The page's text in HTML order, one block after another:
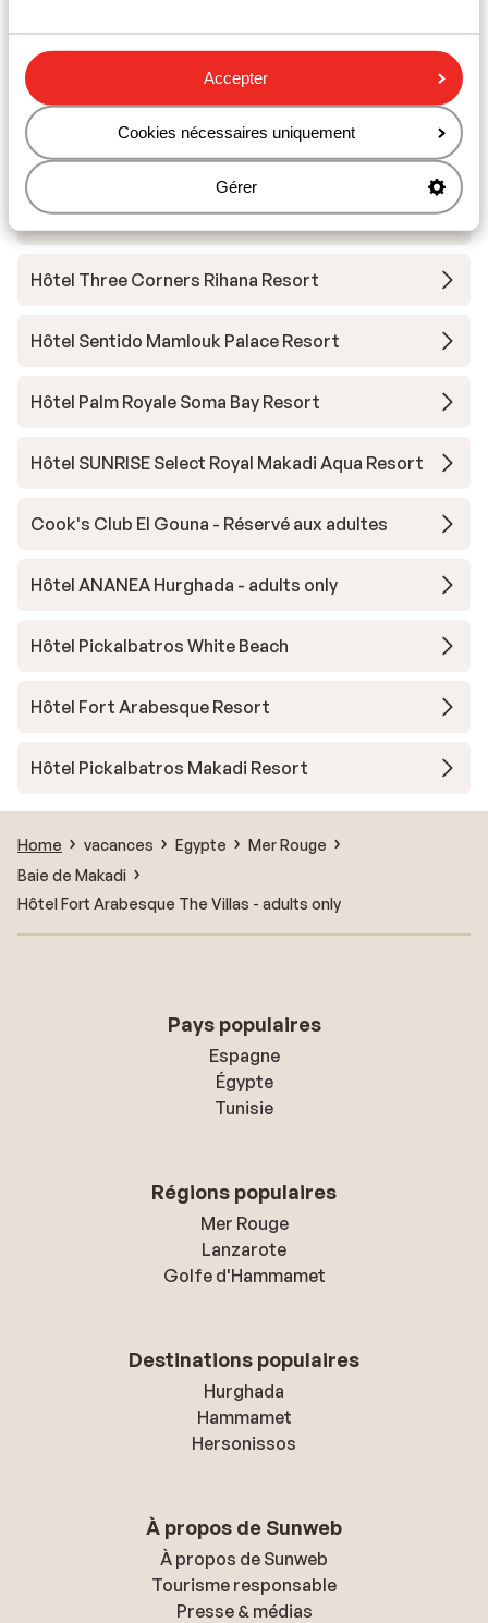
Accepter
Cookies nécessaires uniquement
Gérer
Hôtel Steigenberger Golf Resort
Hôtel Three Corners Ocean View - Réservé aux
adultes
Sunrise Grand Select Tucana
Hôtel Three Corners Rihana Resort
Hôtel Sentido Mamlouk Palace Resort
Hôtel Palm Royale Soma Bay Resort
Hôtel SUNRISE Select Royal Makadi Aqua Resort
Cook's Club El Gouna - Réservé aux adultes
Hôtel ANANEA Hurghada - adults only
Hôtel Pickalbatros White Beach
Hôtel Fort Arabesque Resort
Hôtel Pickalbatros Makadi Resort
Home vacances Egypte
Mer Rouge
Baie de Makadi
Hôtel Fort Arabesque The Villas - adults only
Pays populaires
Espagne
Égypte
Tunisie
Régions populaires
Mer Rouge
Lanzarote
Golfe d'Hammamet
Destinations populaires
Hurghada
Hammamet
Hersonissos
À propos de Sunweb
À propos de Sunweb
Tourisme responsable
Presse & médias